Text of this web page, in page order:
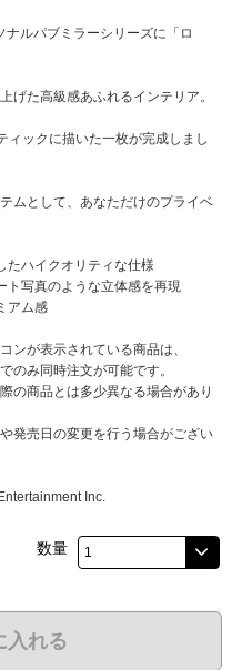
ルパブミラーシリーズに「ロ
げた高級感あふれるインテリア。
ィックに描いた一枚が完成しまし
ムとして、あなただけのプライベ
たハイクオリティな仕様
ト写真のような立体感を再現
アム感
ンが表示されている商品は、
のみ同時注文が可能です。
の商品とは多少異なる場合があり
発売日の変更を行う場合がござい
Inc.
数量
入れる